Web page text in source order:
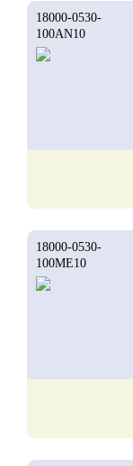
18000-0530-
100AN10
18000-0530-
100ME10